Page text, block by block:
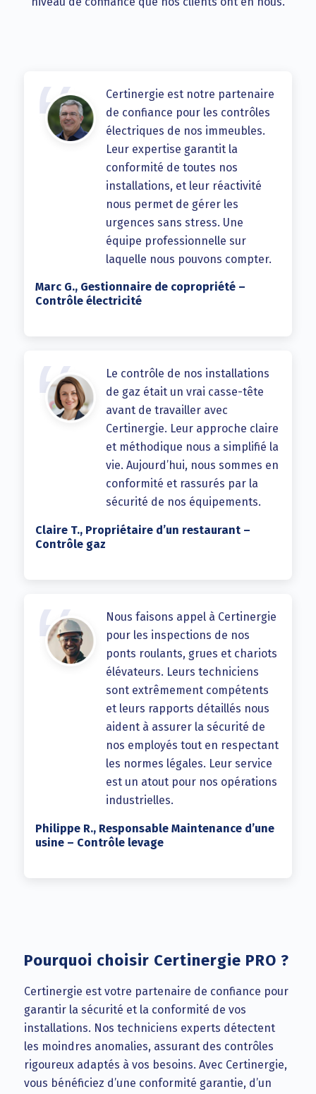
Certinergie est notre partenaire
de confiance pour les contrôles
électriques de nos immeubles.
Leur expertise garantit la
conformité de toutes nos
installations, et leur réactivité
nous permet de gérer les
urgences sans stress. Une
équipe professionnelle sur
laquelle nous pouvons compter.
Marc G., Gestionnaire de copropriété –
Contrôle électricité
Le contrôle de nos installations
de gaz était un vrai casse-tête
avant de travailler avec
Certinergie. Leur approche claire
et méthodique nous a simplifié la
vie. Aujourd’hui, nous sommes en
conformité et rassurés par la
sécurité de nos équipements.
Claire T., Propriétaire d’un restaurant –
Contrôle gaz
Nous faisons appel à Certinergie
pour les inspections de nos
ponts roulants, grues et chariots
élévateurs. Leurs techniciens
sont extrêmement compétents
et leurs rapports détaillés nous
aident à assurer la sécurité de
nos employés tout en respectant
les normes légales. Leur service
est un atout pour nos opérations
industrielles.
Philippe R., Responsable Maintenance d’une
usine – Contrôle levage
Pourquoi choisir Certinergie PRO ?
Certinergie est votre partenaire de confiance pour
garantir la sécurité et la conformité de vos
installations. Nos techniciens experts détectent
les moindres anomalies, assurant des contrôles
rigoureux adaptés à vos besoins. Avec Certinergie,
vous bénéficiez d’une conformité garantie, d’un